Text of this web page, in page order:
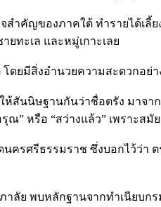
ำคัญของภาคใต้ ทำรายได้เ
ทะเล และหมู่เกาะเลย
ดยมีสิ่งอำนวยความสะดวกอย่
สันนิษฐานกันว่าชื่อตรัง มาจ
หรือ “สว่างแล้ว” เพราะส
รศรีธรรมราช ซึ่งบอกไว้ว่า
ลัย พบหลักฐานจากทำเนียบก